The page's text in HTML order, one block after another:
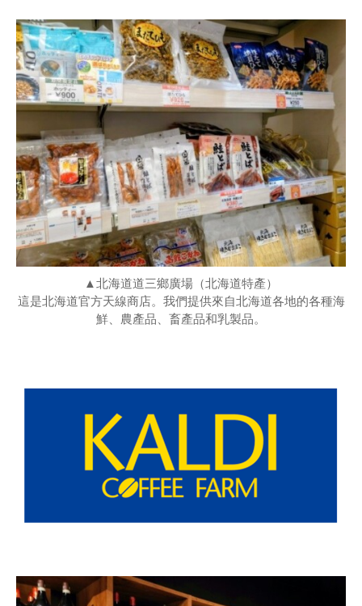
▲北海道道三鄉廣場（北海道特產）
這是北海道官方天線商店。我們提供來自北海道各地的各種海
鮮、農產品、畜產品和乳製品。